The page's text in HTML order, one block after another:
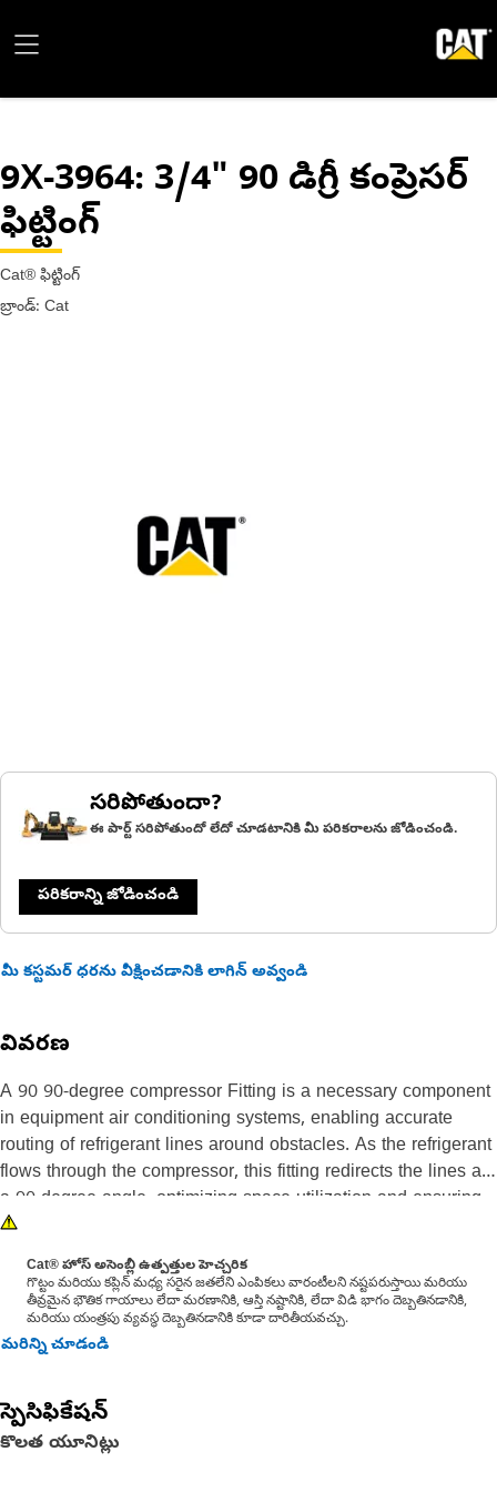
9X-3964: 3/4" 90 డిగ్రీ కంప్రెసర్
ఫిట్టింగ్
Cat® ఫిట్టింగ్
బ్రాండ్: Cat
సరిపోతుందా?
ఈ పార్ట్ సరిపోతుందో లేదో చూడటానికి మీ పరికరాలను జోడించండి.
పరికరాన్ని జోడించండి
మీ కస్టమర్ ధరను వీక్షించడానికి లాగిన్ అవ్వండి
వివరణ
A 90 90-degree compressor Fitting is a necessary component
in equipment air conditioning systems, enabling accurate
routing of refrigerant lines around obstacles. As the refrigerant
flows through the compressor, this fitting redirects the lines at
a 90-degree angle, optimizing space utilization and ensuring
uninterrupted operation. Its robust build and accurate
engineering provide reliable performance even under extreme
conditions, contributing to the overall efficiency and longevity
of the equipment.
Attributes:
• Corrosion-resistant finish for durability.
• Minimizes pressure drops and potential leak points.
Cat® హోస్ అసెంబ్లీ ఉత్పత్తుల హెచ్చరిక
గొట్టం మరియు కప్లిన్ మధ్య సరైన జతలేని ఎంపికలు వారంటీలని నష్టపరుస్తాయి మరియు
తీవ్రమైన భౌతిక గాయాలు లేదా మరణానికి, ఆస్తి నష్టానికి, లేదా విడి భాగం దెబ్బతినడానికి,
మరియు యంత్రపు వ్యవస్థ దెబ్బతినడానికి కూడా దారితీయవచ్చు.
మరిన్ని చూడండి
స్పెసిఫికేషన్
కొలత యూనిట్లు